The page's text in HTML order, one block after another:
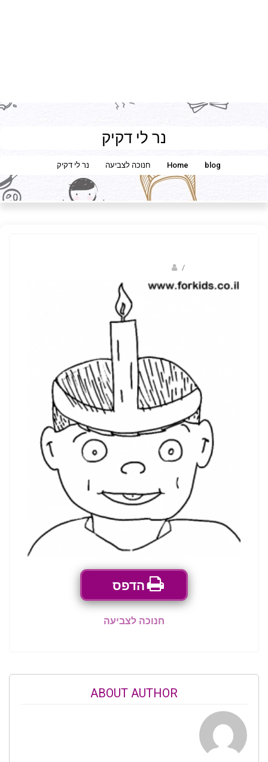
נר לי דקיק
Home blog חנוכה לצביעה נר לי דקיק
/
הדפס
חנוכה לצביעה
ABOUT AUTHOR